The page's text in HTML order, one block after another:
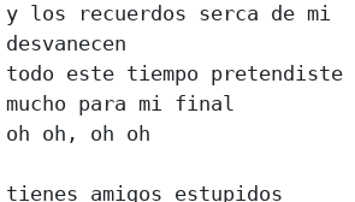
y los recuerdos serca de mi
desvanecen
todo este tiempo pretendiste
mucho para mi final
oh oh, oh oh
tienes amigos estupidos